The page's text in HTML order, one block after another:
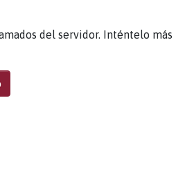
del servidor. Inténtelo más